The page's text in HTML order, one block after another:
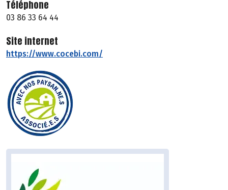
Téléphone
03 86 33 64 44
Site internet
https://www.cocebi.com/